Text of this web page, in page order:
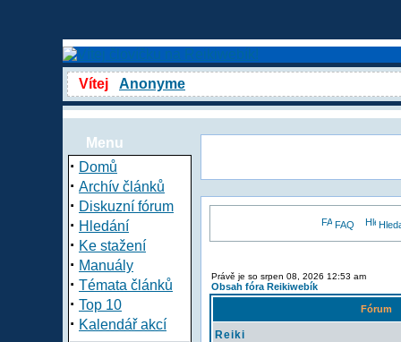
Vítej Anonyme
Menu
· Domů
· Archív článků
· Diskuzní fórum
· Hledání
· Ke stažení
· Manuály
· Témata článků
· Top 10
· Kalendář akcí
FAQ
Právě je so srpen 08, 2026 12:53 am
Obsah fóra Reikiwebík
Fórum
Reiki